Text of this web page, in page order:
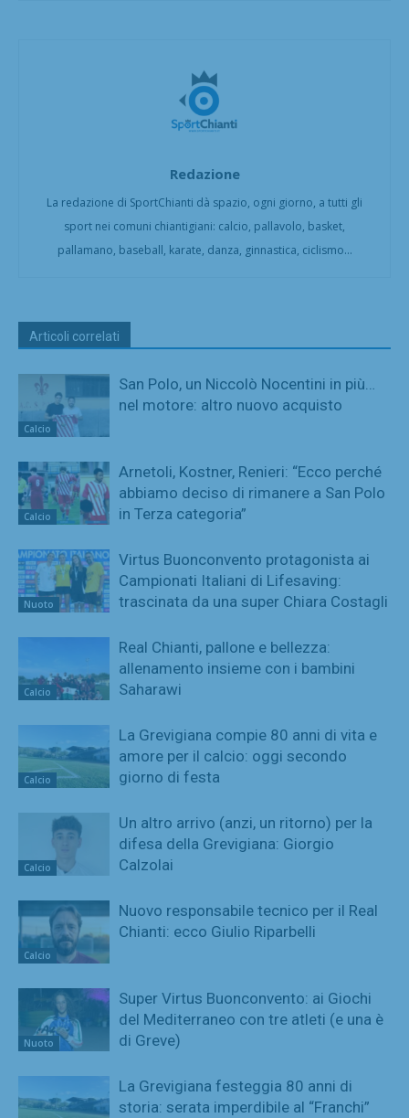
Redazione
La redazione di SportChianti dà spazio, ogni giorno, a tutti gli
sport nei comuni chiantigiani: calcio, pallavolo, basket,
pallamano, baseball, karate, danza, ginnastica, ciclismo...
Articoli correlati
Calcio
San Polo, un Niccolò Nocentini in più…
nel motore: altro nuovo acquisto
Calcio
Arnetoli, Kostner, Renieri: “Ecco perché
abbiamo deciso di rimanere a San Polo
in Terza categoria”
Nuoto
Virtus Buonconvento protagonista ai
Campionati Italiani di Lifesaving:
trascinata da una super Chiara Costagli
Calcio
Real Chianti, pallone e bellezza:
allenamento insieme con i bambini
Saharawi
Calcio
La Grevigiana compie 80 anni di vita e
amore per il calcio: oggi secondo
giorno di festa
Calcio
Un altro arrivo (anzi, un ritorno) per la
difesa della Grevigiana: Giorgio
Calzolai
Calcio
Nuovo responsabile tecnico per il Real
Chianti: ecco Giulio Riparbelli
Nuoto
Super Virtus Buonconvento: ai Giochi
del Mediterraneo con tre atleti (e una è
di Greve)
La Grevigiana festeggia 80 anni di
storia: serata imperdibile al “Franchi”